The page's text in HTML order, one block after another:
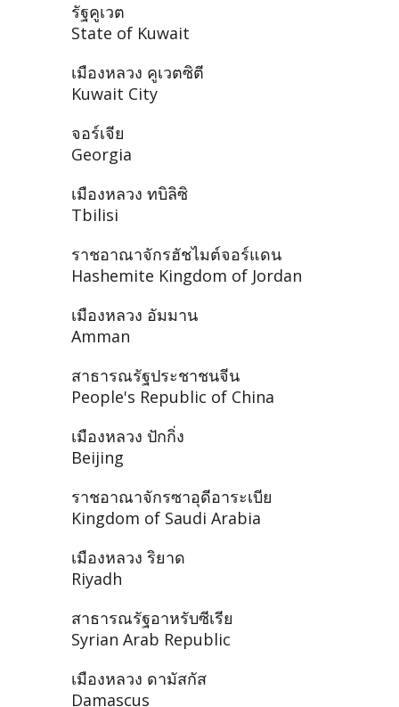
รัฐคูเวต
State of Kuwait
เมืองหลวง คูเวตซิตี
Kuwait City
จอร์เจีย
Georgia
เมืองหลวง ทบิลิซิ
Tbilisi
ราชอาณาจักรฮัชไมต์จอร์แดน
Hashemite Kingdom of Jordan
เมืองหลวง อัมมาน
Amman
สาธารณรัฐประชาชนจีน
People's Republic of China
เมืองหลวง ปักกิ่ง
Beijing
ราชอาณาจักรซาอุดีอาระเบีย
Kingdom of Saudi Arabia
เมืองหลวง ริยาด
Riyadh
สาธารณรัฐอาหรับซีเรีย
Syrian Arab Republic
เมืองหลวง ดามัสกัส
Damascus